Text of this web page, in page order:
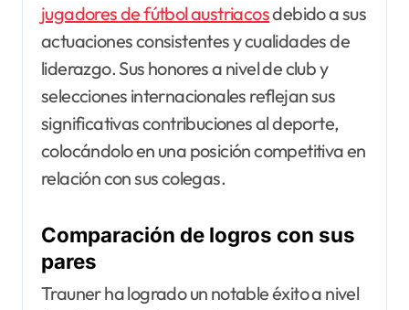
jugadores de fútbol austriacosdebido a sus
actuaciones consistentes y cualidades de
liderazgo. Sus honores a nivel de club y
selecciones internacionales reflejan sus
significativas contribuciones al deporte,
colocándolo en una posición competitiva en
relación con sus colegas.
Comparación de logros con sus
pares
Trauner ha logrado un notable éxito a nivel